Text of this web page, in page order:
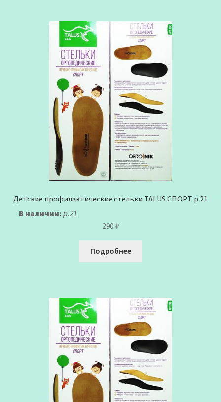
Детские профилактические стельки TALUS СПОРТ р.21
В наличии: р.21
290 ₽
Подробнее